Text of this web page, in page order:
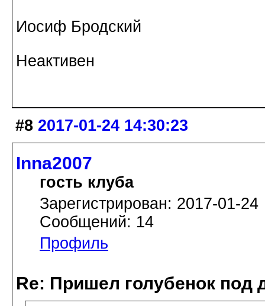
Иосиф Бродский
Неактивен
#8 2017-01-24 14:30:23
Inna2007
гость клуба
Зарегистрирован: 2017-01-24
Сообщений: 14
Профиль
Re: Пришел голубенок под